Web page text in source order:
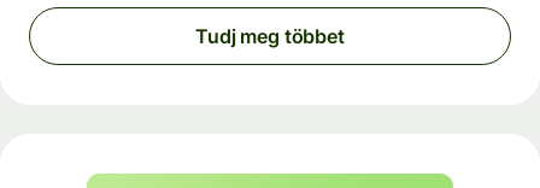
Tudj meg többet